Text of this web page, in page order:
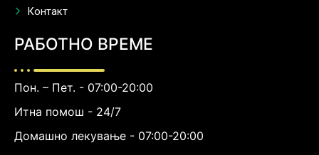
Контакт
РАБОТНО ВРЕМЕ
Пон. – Пет. - 07:00-20:00
Итна помош - 24/7
Домашно лекување - 07:00-20:00